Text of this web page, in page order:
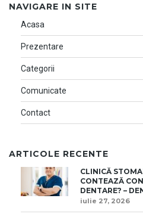
NAVIGARE IN SITE
Acasa
Prezentare
Categorii
Comunicate
Contact
ARTICOLE RECENTE
CLINICĂ
CONTEAZĂ
DENTARE? –
iulie 27, 2026